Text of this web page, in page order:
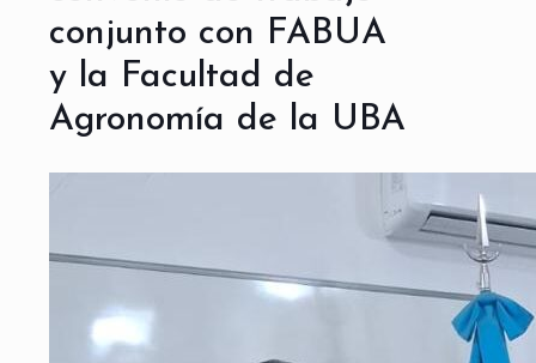
conjunto con FABUA
y la Facultad de
Agronomía de la UBA